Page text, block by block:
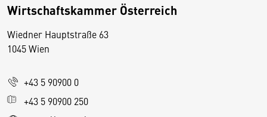
Wirtschaftskammer Österreich
Wiedner Hauptstraße 63
1045 Wien
+43 5 90900 0
+43 5 90900 250
D
s
e